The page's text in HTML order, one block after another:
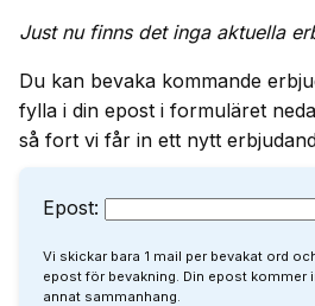
Just nu finns det inga aktuella
Du kan bevaka kommande
fylla i din epost i formuläret
så fort vi får in ett nytt
Epost:
Vi skickar bara 1 mail per bevakat ord
epost för bevakning. Din epost kommer
annat sammanhang.